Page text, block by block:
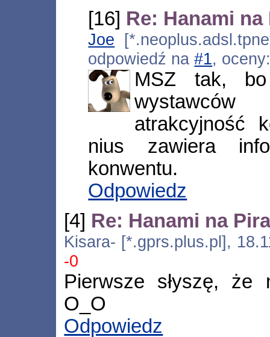
[16] Re: Hanami
Joe
odpowiedź na#1,
MSZ tak,
atrakcyjność
nius zawiera
konwentu.
Odpowiedz
[4] Re: Hanami na
Kisara- [*.gprs.plus.pl],
-0
Pierwsze słyszę,
O_O
Odpowiedz